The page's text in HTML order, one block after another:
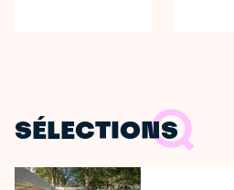
SÉLECTIONS